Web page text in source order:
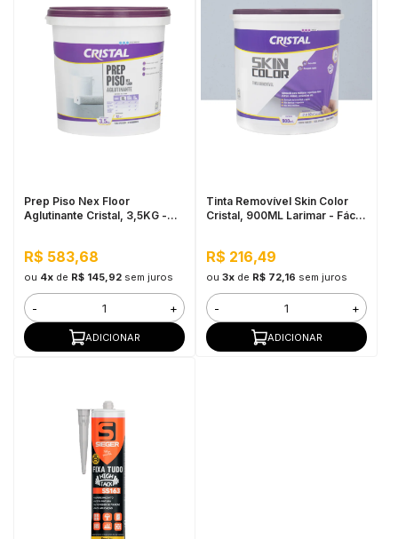
Prep Piso Nex Floor
Aglutinante Cristal, 3,5KG -
R$ 583,68
ou 4xde R$ 145,92 sem juros
- +
ADICIONAR
Tinta Removível Skin Color
Cristal, 900ML Larimar - Fácil
R$ 216,49
ou 3xde R$ 72,16 sem juros
- +
ADICIONAR